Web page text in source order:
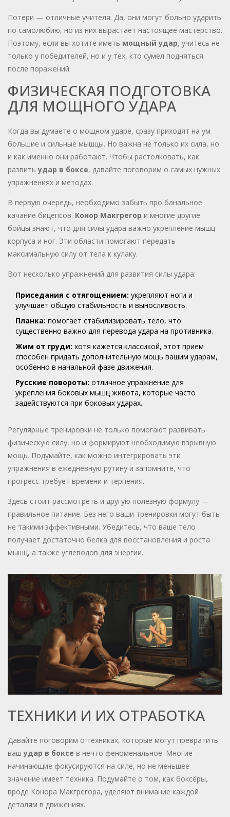
Потери — отличные учителя. Да, они могут больно ударить
по самолюбию, но из них вырастает настоящее мастерство.
Поэтому, если вы хотите иметь мощный удар, учитесь не
только у победителей, но и у тех, кто сумел подняться
после поражений.
ФИЗИЧЕСКАЯ ПОДГОТОВКА
ДЛЯ МОЩНОГО УДАРА
Когда вы думаете о мощном ударе, сразу приходят на ум
большие и сильные мышцы. Но важна не только их сила, но
и как именно они работают. Чтобы растолковать, как
развитьудар в боксе, давайте поговорим о самых нужных
упражнениях и методах.
В первую очередь, необходимо забыть про банальное
качание бицепсов. Конор Макгрегор и многие другие
бойцы знают, что для силы удара важно укрепление мышц
корпуса и ног. Эти области помогают передать
максимальную силу от тела к кулаку.
Вот несколько упражнений для развития силы удара:
Приседания с отягощением: укрепляют ноги и
улучшает общую стабильность и выносливость.
Планка: помогает стабилизировать тело, что
существенно важно для перевода удара на противника.
Жим от груди: хотя кажется классикой, этот прием
способен придать дополнительную мощь вашим ударам,
особенно в начальной фазе движения.
Русские повороты: отличное упражнение для
укрепления боковых мышц живота, которые часто
задействуются при боковых ударах.
Регулярные тренировки не только помогают развивать
физическую силу, но и формируют необходимую взрывную
мощь. Подумайте, как можно интегрировать эти
упражнения в ежедневную рутину и запомните, что
прогресс требует времени и терпения.
Здесь стоит рассмотреть и другую полезную формулу —
правильное питание. Без него ваши тренировки могут быть
не такими эффективными. Убедитесь, что ваше тело
получает достаточно белка для восстановления и роста
мышц, а также углеводов для энергии.
ТЕХНИКИ И ИХ ОТРАБОТКА
Давайте поговорим о техниках, которые могут превратить
вашудар в боксе в нечто феноменальное. Многие
начинающие фокусируются на силе, но не меньшее
значение имеет техника. Подумайте о том, как боксёры,
вроде Конора Макгрегора, уделяют внимание каждой
деталям в движениях.